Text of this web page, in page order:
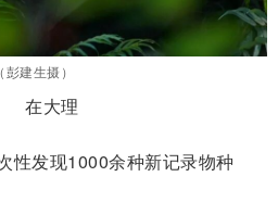
建生摄）
在大理
性发现1000余种新记录物种